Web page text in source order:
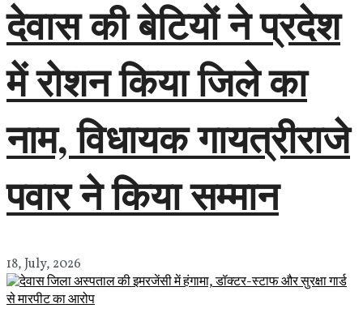
देवास की बेटियों ने प्रदेश
में रोशन किया जिले का
नाम, विधायक गायत्रीराजे
पवार ने किया सम्मान
18, July, 2026